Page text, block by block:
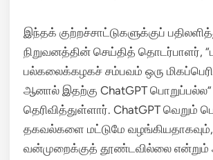
இந்தக் குற்றச்சாட்டுகளுக்குப்
நிறுவனத்தின் செய்தித் தொடர்பாளர்,
பல்கலைக்கழகச் சம்பவம் ஒரு
ஆனால் இதற்கு ChatGPT பொறுப்பல்ல”
தெரிவித்துள்ளார். ChatGPT வெறும்
தகவல்களை மட்டுமே வழங்கியதாகவும்,
வன்முறைக்குத் தூண்டவில்லை